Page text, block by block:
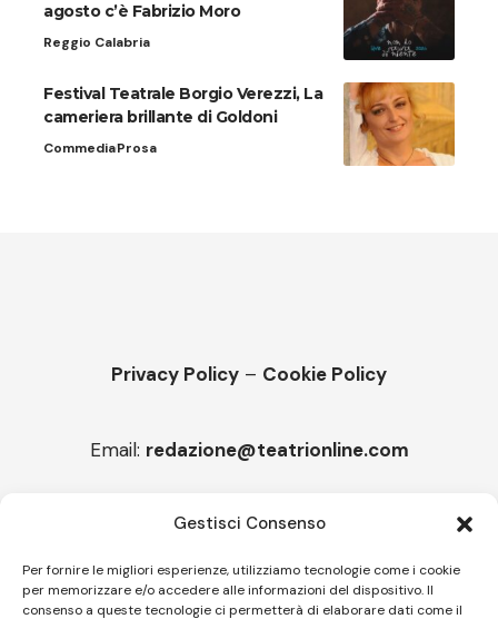
Gestisci Consenso
Per fornire le migliori esperienze, utilizziamo tecnologie come i cookie
per memorizzare e/o accedere alle informazioni del dispositivo. Il
consenso a queste tecnologie ci permetterà di elaborare dati come il
agosto c’è Fabrizio Moro
Reggio Calabria
Festival Teatrale Borgio Verezzi, La
cameriera brillante di Goldoni
CommediaProsa
Privacy Policy – Cookie Policy
Email: redazione@teatrionline.com
“Color fest” torna in Calabria